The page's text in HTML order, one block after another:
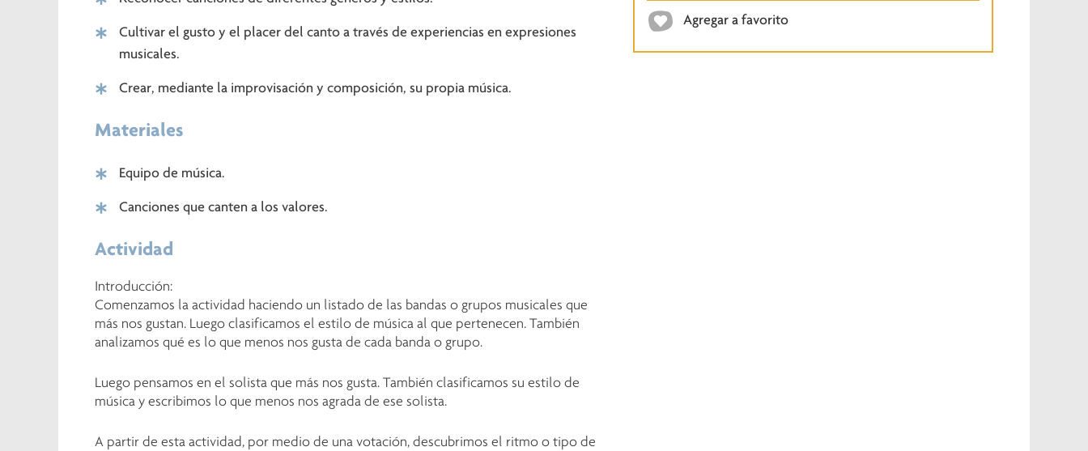
Cultivar el gusto y el placer del canto a través de experiencias en expresiones
musicales.
Crear, mediante la improvisación y composición, su propia música.
Materiales
Equipo de música.
Canciones que canten a los valores.
Actividad
Introducción:
Comenzamos la actividad haciendo un listado de las bandas o grupos musicales que
más nos gustan. Luego clasificamos el estilo de música al que pertenecen. También
analizamos qué es lo que menos nos gusta de cada banda o grupo.
Luego pensamos en el solista que más nos gusta. También clasificamos su estilo de
música y escribimos lo que menos nos agrada de ese solista.
A partir de esta actividad, por medio de una votación, descubrimos el ritmo o tipo de
Agregar a favorito